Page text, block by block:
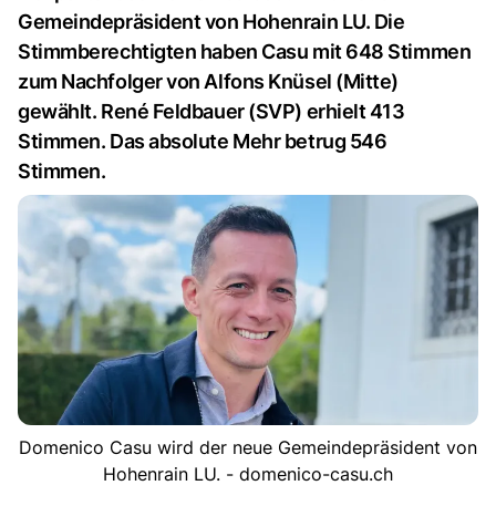
Gemeindepräsident von Hohenrain LU. Die
Stimmberechtigten haben Casu mit 648 Stimmen
zum Nachfolger von Alfons Knüsel (Mitte)
gewählt. René Feldbauer (SVP) erhielt 413
Stimmen. Das absolute Mehr betrug 546
Stimmen.
Domenico Casu wird der neue Gemeindepräsident von
Hohenrain LU. - domenico-casu.ch